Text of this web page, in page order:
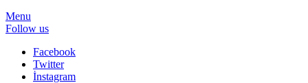
Menu
Follow us
Facebook
Twitter
İnstagram